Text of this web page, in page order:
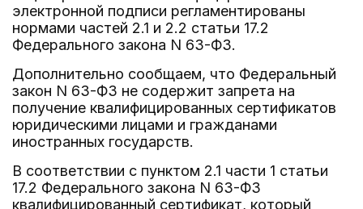
электронной подписи регламентированы
нормами частей 2.1 и 2.2 статьи 17.2
Федерального закона N 63-ФЗ.
Дополнительно сообщаем, что Федеральный
закон N 63-ФЗ не содержит запрета на
получение квалифицированных сертификатов
юридическими лицами и гражданами
иностранных государств.
В соответствии с пунктом 2.1 части 1 статьи
17.2 Федерального закона N 63-ФЗ
квалифицированный сертификат, который